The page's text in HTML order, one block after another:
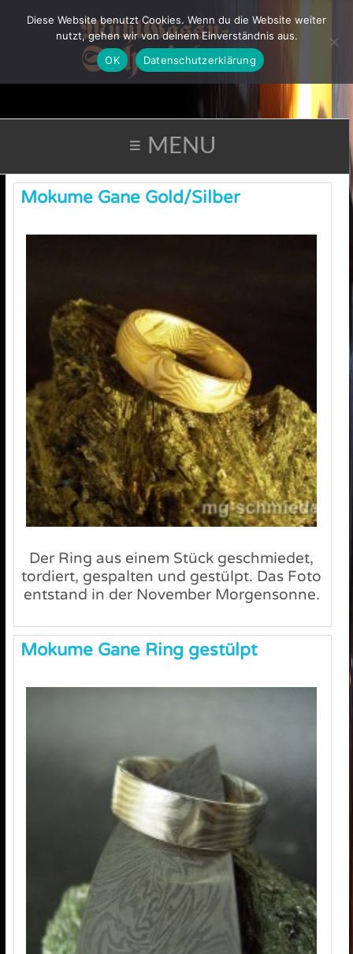
≡ MENU
Mokume Gane Gold/Silber
Der Ring aus einem Stück geschmiedet,
tordiert, gespalten und gestülpt. Das Foto
entstand in der November Morgensonne.
Mokume Gane Ring gestülpt
Diese Website benutzt Cookies. Wenn du die Website weiter
nutzt, gehen wir von deinem Einverständnis aus.
OK
Datenschutzerklärung